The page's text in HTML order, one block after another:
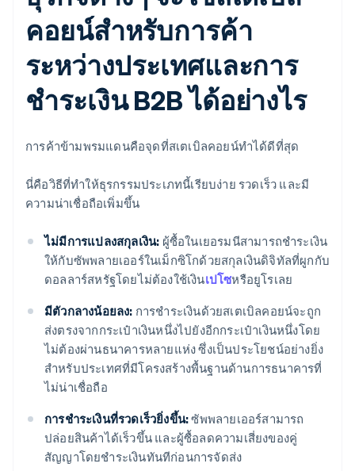
คอยน์สำหรับการค้า
ระหว่างประเทศและการ
ชำระเงิน B2B ได้อย่างไร
การค้าข้ามพรมแดนคือจุดที่สเตเบิลคอยน์ทำได้ดีที่สุด
นี่คือวิธีที่ทำให้ธุรกรรมประเภทนี้เรียบง่าย รวดเร็ว และมี
ความน่าเชื่อถือเพิ่มขึ้น
ไม่มีการแปลงสกุลเงิน: ผู้ซื้อในเยอรมนีสามารถชำระเงิน
ให้กับซัพพลายเออร์ในเม็กซิโกด้วยสกุลเงินดิจิทัลที่ผูกกับ
ดอลลาร์สหรัฐโดยไม่ต้องใช้เงินเปโซหรือยูโรเลย
มีตัวกลางน้อยลง: การชำระเงินด้วยสเตเบิลคอยน์จะถูก
ส่งตรงจากกระเป๋าเงินหนึ่งไปยังอีกกระเป๋าเงินหนึ่งโดย
ไม่ต้องผ่านธนาคารหลายแห่ง ซึ่งเป็นประโยชน์อย่างยิ่ง
สำหรับประเทศที่มีโครงสร้างพื้นฐานด้านการธนาคารที่
ไม่น่าเชื่อถือ
การชำระเงินที่รวดเร็วยิ่งขึ้น:ซัพพลายเออร์สามารถ
ปล่อยสินค้าได้เร็วขึ้น และผู้ซื้อลดความเสี่ยงของคู่
สัญญาโดยชำระเงินทันทีก่อนการจัดส่ง